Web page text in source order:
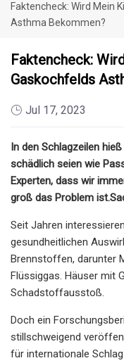
Faktencheck: Wird Mein
Asthma Bekommen?
Faktencheck:
Gaskochfelds
Jul 17, 2023
In den Schlagzeilen
schädlich seien wie
Experten, dass wir
groß das Problem ist.
Seit Jahren
gesundheitlichen
Brennstoffen, darunter
Flüssiggas. Häuser mit
Schadstoffausstoß.
Doch ein
stillschweigend
für internationale